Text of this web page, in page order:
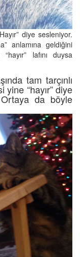
diye sesleniyor.
anlamına geldiğini
lafını duysa
tam tarçınlı
“hayır” diye
da böyle